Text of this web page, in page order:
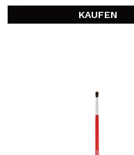
KAUFEN